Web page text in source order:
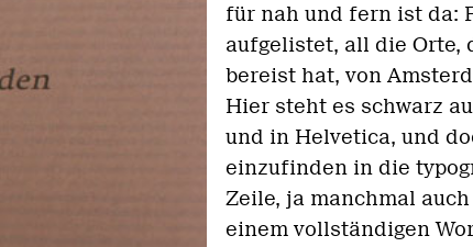
für nah und fern ist da:
aufgelistet, all die Orte,
bereist hat, von
Hier steht es schwarz
und in Helvetica, und
einzufinden in die
Zeile, ja manchmal
einem vollständigen